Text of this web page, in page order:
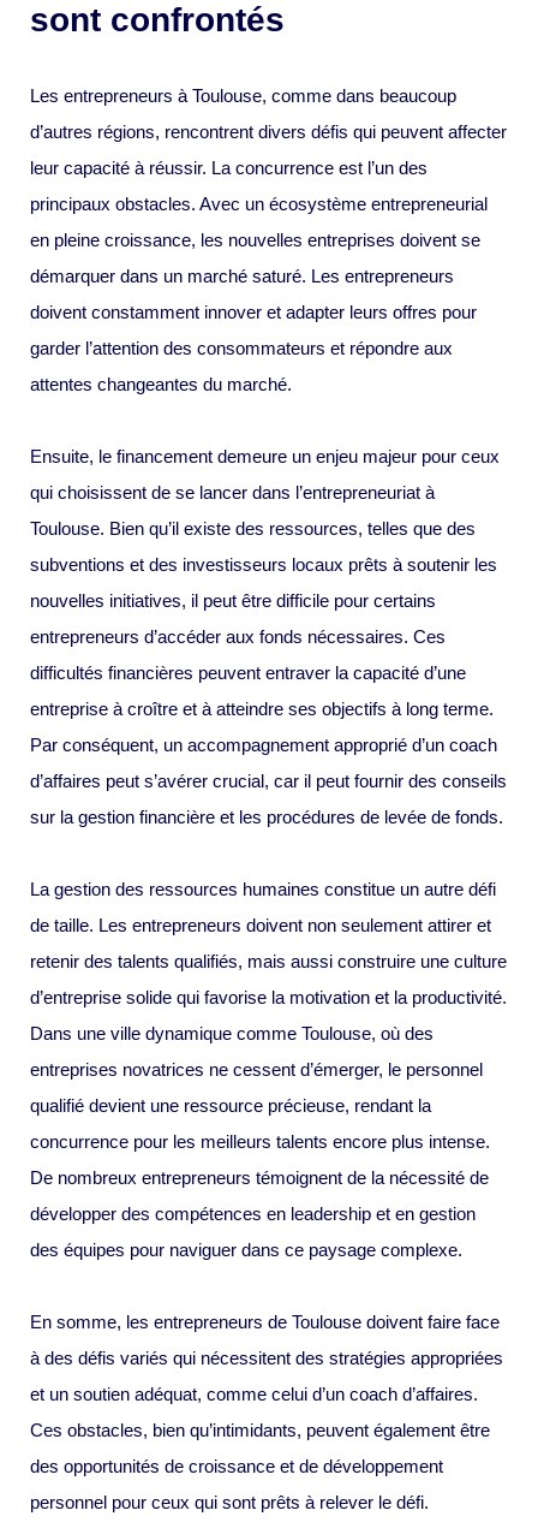
sont confrontés
Les entrepreneurs à Toulouse, comme dans beaucoup
d’autres régions, rencontrent divers défis qui peuvent affecter
leur capacité à réussir. La concurrence est l’un des
principaux obstacles. Avec un écosystème entrepreneurial
en pleine croissance, les nouvelles entreprises doivent se
démarquer dans un marché saturé. Les entrepreneurs
doivent constamment innover et adapter leurs offres pour
garder l’attention des consommateurs et répondre aux
attentes changeantes du marché.
Ensuite, le financement demeure un enjeu majeur pour ceux
qui choisissent de se lancer dans l’entrepreneuriat à
Toulouse. Bien qu’il existe des ressources, telles que des
subventions et des investisseurs locaux prêts à soutenir les
nouvelles initiatives, il peut être difficile pour certains
entrepreneurs d’accéder aux fonds nécessaires. Ces
difficultés financières peuvent entraver la capacité d’une
entreprise à croître et à atteindre ses objectifs à long terme.
Par conséquent, un accompagnement approprié d’un coach
d’affaires peut s’avérer crucial, car il peut fournir des conseils
sur la gestion financière et les procédures de levée de fonds.
La gestion des ressources humaines constitue un autre défi
de taille. Les entrepreneurs doivent non seulement attirer et
retenir des talents qualifiés, mais aussi construire une culture
d’entreprise solide qui favorise la motivation et la productivité.
Dans une ville dynamique comme Toulouse, où des
entreprises novatrices ne cessent d’émerger, le personnel
qualifié devient une ressource précieuse, rendant la
concurrence pour les meilleurs talents encore plus intense.
De nombreux entrepreneurs témoignent de la nécessité de
développer des compétences en leadership et en gestion
des équipes pour naviguer dans ce paysage complexe.
En somme, les entrepreneurs de Toulouse doivent faire face
à des défis variés qui nécessitent des stratégies appropriées
et un soutien adéquat, comme celui d’un coach d’affaires.
Ces obstacles, bien qu’intimidants, peuvent également être
des opportunités de croissance et de développement
personnel pour ceux qui sont prêts à relever le défi.